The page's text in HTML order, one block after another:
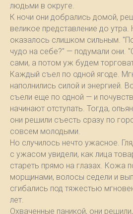
людьми в округе.
К ночи они добрались домой,
великое представление до
оказалось слишком сильным.
чудо на себе?" — подумали они.
сами, а потом уж будем
Каждый съел по одной ягоде.
наполнились силой и энергией.
съели еще по одной — и
начинают отступать. Тогда,
они решили съесть сразу по
совсем молодыми.
Но случилось нечто ужасное.
с ужасом увидели, как лица
стареть прямо на глазах. Кожа
морщинами, волосы седели и
сгибались под тяжестью
лет.
Охваченные паникой, они